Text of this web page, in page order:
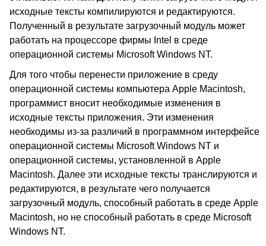
исходные тексты компилируются и редактируются.
Полученный в результате загрузочный модуль может
работать на процессоре фирмы Intel в среде
операционной системы Microsoft Windows NT.
Для того чтобы перенести приложение в среду
операционной системы компьютера Apple Macintosh,
программист вносит необходимые изменения в
исходные тексты приложения. Эти изменения
необходимы из-за различий в программном интерфейсе
операционной системы Microsoft Windows NT и
операционной системы, установленной в Apple
Macintosh. Далее эти исходные тексты транслируются и
редактируются, в результате чего получается
загрузочный модуль, способный работать в среде Apple
Macintosh, но не способный работать в среде Microsoft
Windows NT.